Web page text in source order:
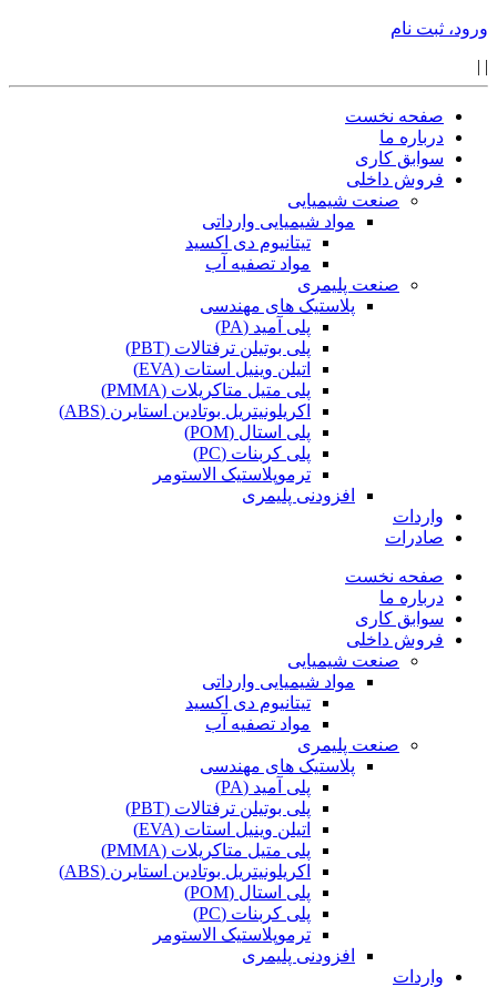
ورود، ثبت نام
|
|
صفحه نخست
درباره ما
سوابق کاری
فروش داخلی
صنعت شیمیایی
مواد شیمیایی وارداتی
تیتانیوم دی اکسید
مواد تصفیه آب
صنعت پلیمری
پلاستیک های مهندسی
پلی آمید (PA)
پلی بوتیلن ترفتالات (PBT)
اتیلن وینیل استات (EVA)
پلی متیل متاکریلات (PMMA)
اکریلونیتریل بوتادین استایرن (ABS)
پلی استال (POM)
پلی کربنات (PC)
ترموپلاستیک الاستومر
افزودنی پلیمری
واردات
صادرات
صفحه نخست
درباره ما
سوابق کاری
فروش داخلی
صنعت شیمیایی
مواد شیمیایی وارداتی
تیتانیوم دی اکسید
مواد تصفیه آب
صنعت پلیمری
پلاستیک های مهندسی
پلی آمید (PA)
پلی بوتیلن ترفتالات (PBT)
اتیلن وینیل استات (EVA)
پلی متیل متاکریلات (PMMA)
اکریلونیتریل بوتادین استایرن (ABS)
پلی استال (POM)
پلی کربنات (PC)
ترموپلاستیک الاستومر
افزودنی پلیمری
واردات